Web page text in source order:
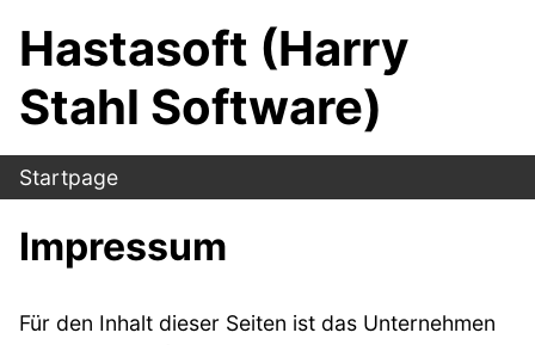
Hastasoft (Harry
Stahl Software)
Startpage
Impressum
Für den Inhalt dieser Seiten ist das Unternehmen